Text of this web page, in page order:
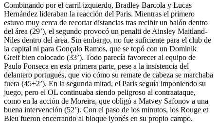
Combinando por el carril izquierdo, Bradley Barcola y Lucas
Hernández lideraban la reacción del Paris. Mientras el primero
estuvo muy cerca de recortar distancias tras recibir un balón dentro
del área (29’), el segundo provocó un penalti de Ainsley Maitland-
Niles dentro del área. Sin embargo, no fue suficiente para el club de
la capital ni para Gonçalo Ramos, que se topó con un Dominik
Greif bien colocado (33’). Todo parecía favorecer al equipo de
Paulo Fonseca en esta primera parte, pese a la insistencia del
delantero portugués, que vio cómo su remate de cabeza se marchaba
fuera (45+2’). En la segunda mitad, el Paris seguía imponiendo su
juego, pero el OL continuaba siendo peligroso al contraataque,
como en la acción de Moreira, que obligó a Matvey Safonov a una
buena intervención (52’). Con el paso de los minutos, los Rouge et
Bleu fueron encerrando al bloque lyonés en su propio campo.